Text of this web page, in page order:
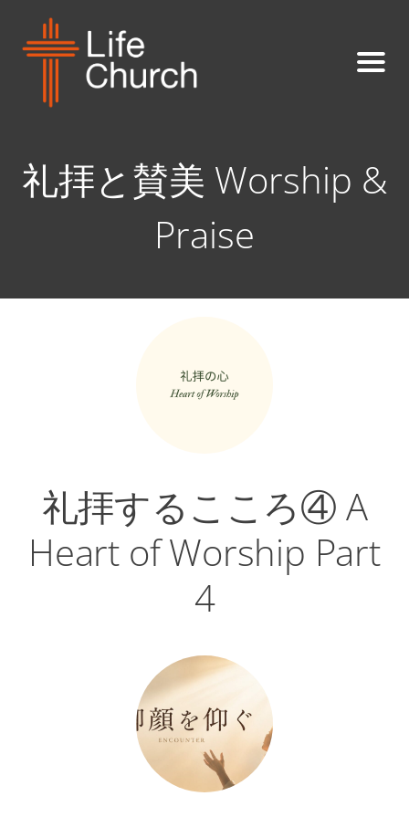
礼拝と賛美 Worship &
Praise
礼拝するこころ④ A
Heart of Worship Part
4